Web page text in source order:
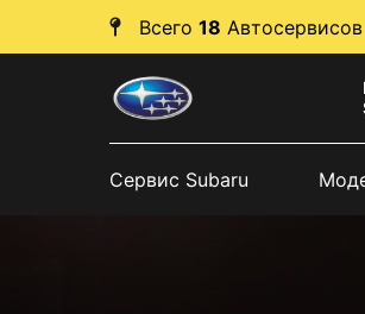
Всего 18 Автосервисов
Сервис Subaru